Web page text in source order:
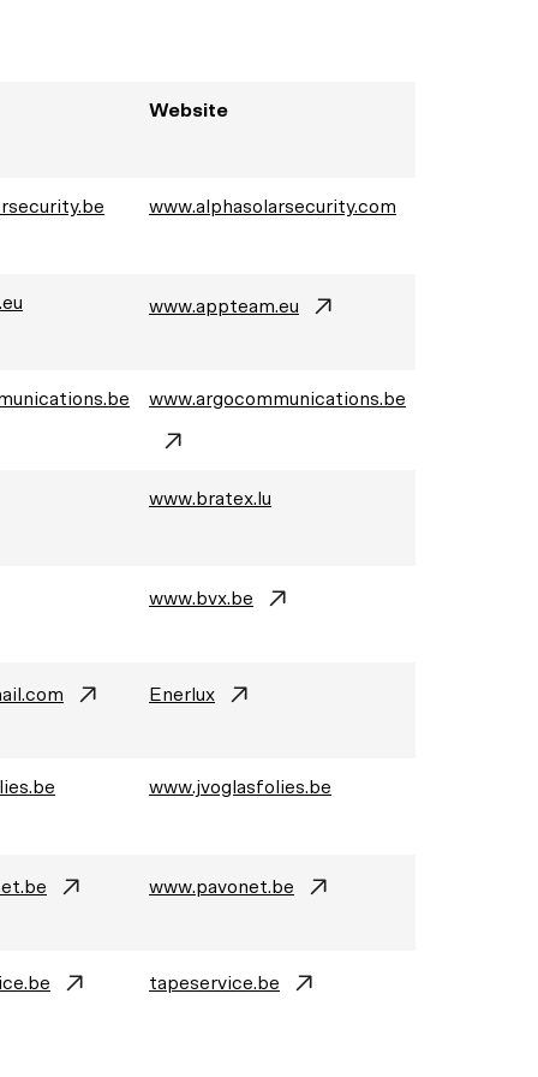
Website
www.alphasolarsecurity.com
www.appteam.eu
www.argocommunications.be
www.bratex.lu
www.bvx.be
Enerlux
www.jvoglasfolies.be
www.pavonet.be
tapeservice.be